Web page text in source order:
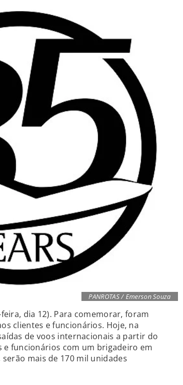
PANROTAS / Emerson Souza
dia 12). Para comemorar, foram
clientes e funcionários. Hoje, na
de voos internacionais a partir do
e funcionários com um brigadeiro em
mais de 170 mil unidades